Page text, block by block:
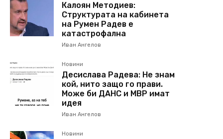
Калоян Методиев:
Структурата на кабинета
на Румен Радев е
катастрофална
Иван Ангелов
Новини
Десислава Радева: Не знам
кой, нито защо го прави.
Може би ДАНС и МВР имат
идея
Иван Ангелов
Новини